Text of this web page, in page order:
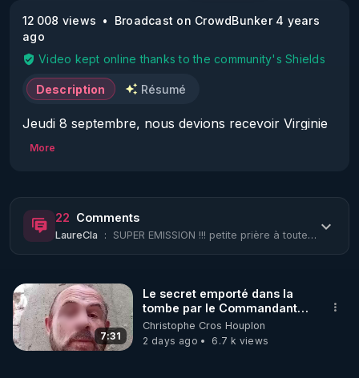
12 008 views
Broadcast on CrowdBunker 4 years
ago
Video kept online thanks to the community's Shields
Description Résumé
Jeudi 8 septembre, nous devions recevoir Virginie
Joron, députée au Parlement européen. Mais elle
dans Libérez l'info !
Heureusement, Emmanuelle Darles a accepté
notre invitation de dernière minute !
Docteure en informatique, membre du Conseil
Scientifique Indépendant. Elle a été auditionnée le 8
avril 2022 au Sénat, dans le cadre de la
Commission d'enquête sur les effets secondaires
More
22 Comments
LaureCla : SUPER EMISSION !!! petite prière à toute l'équipe / à Chloé : vous connaissez Ch...
7:31
Le secret emporté dans la
tombe par le Commandant
Cousteau le 25 juin 1997
Christophe Cros Houplon
2 days ago
6.7 k views